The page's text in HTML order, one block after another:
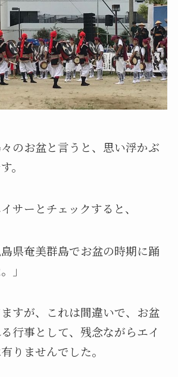
のお盆と言うと、思い浮かぶ
。
ーとチェックすると、
島県奄美群島でお盆の時期に踊
」
すが、これは間違いで、お盆
行事として、残念ながらエイ
りませんでした。